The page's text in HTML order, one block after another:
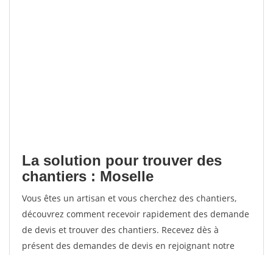
La solution pour trouver des
chantiers : Moselle
Vous êtes un artisan et vous cherchez des chantiers,
découvrez comment recevoir rapidement des demande
de devis et trouver des chantiers. Recevez dès à
présent des demandes de devis en rejoignant notre